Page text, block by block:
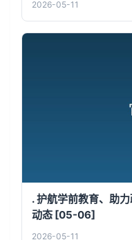
2026-05-11
. 护航学前教育、助
动态 [05-06]
2026-05-11